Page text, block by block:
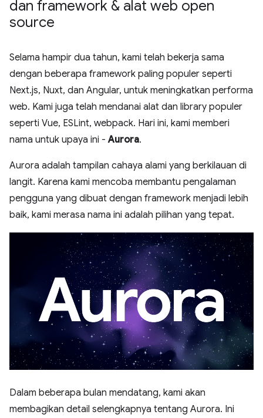
dan framework & alat web open
source
Selama hampir dua tahun, kami telah bekerja sama
dengan beberapa framework paling populer seperti
Next.js, Nuxt, dan Angular, untuk meningkatkan performa
web. Kami juga telah mendanai alat dan library populer
seperti Vue, ESLint, webpack. Hari ini, kami memberi
nama untuk upaya ini -Aurora.
Aurora adalah tampilan cahaya alami yang berkilauan di
langit. Karena kami mencoba membantu pengalaman
pengguna yang dibuat dengan framework menjadi lebih
baik, kami merasa nama ini adalah pilihan yang tepat.
Dalam beberapa bulan mendatang, kami akan
membagikan detail selengkapnya tentang Aurora. Ini